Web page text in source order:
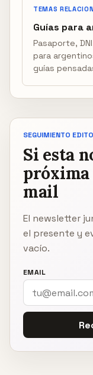
TEMAS
Guías para
Pasaporte,
para
guías
SEGUIMIENTO
Si esta
mail
El newsletter
el presente y
vacío.
EMAIL